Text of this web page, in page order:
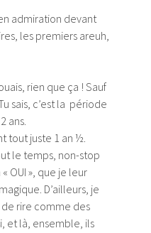
admiration devant
les premiers areuh,
rien que ça ! Sauf
sais, c’est la période
ans.
tout juste 1 an ½.
le temps, non-stop
OUI », que je leur
D’ailleurs, je
de rire comme des
et là, ensemble, ils